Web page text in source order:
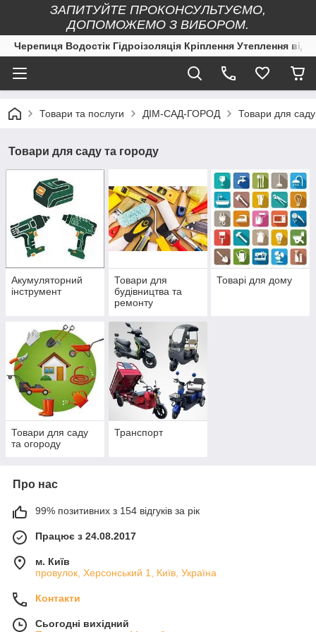
ЗАПИТУЙТЕ ПРОКОНСУЛЬТУЄМО,
ДОПОМОЖЕМО З ВИБОРОМ.
Черепиця Водостік Гідроізоляція Кріплення Утеплення
Товари та послуги ДІМ-САД-ГОРОД Товари для
Товари для саду та городу
Акумуляторний
інструмент
Товари для
будівництва та
ремонту
Товарі для дому
Товари для саду
та огороду
Транспорт
Про нас
99% позитивних з 154 відгуків за рік
Працює з 24.08.2017
м. Київ
провулок, Херсонський 1, Київ, Україна
Контакти
Сьогодні вихідний